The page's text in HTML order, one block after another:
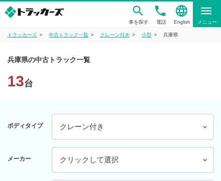
車を探す
phone
電話
language
English
menu
メニュー
トラッカーズ 中古トラック一覧 クレーン付き 小型 兵庫県
兵庫県の中古トラック一覧
13台
ボディタイプ クレーン付き
メーカー クリックして選択